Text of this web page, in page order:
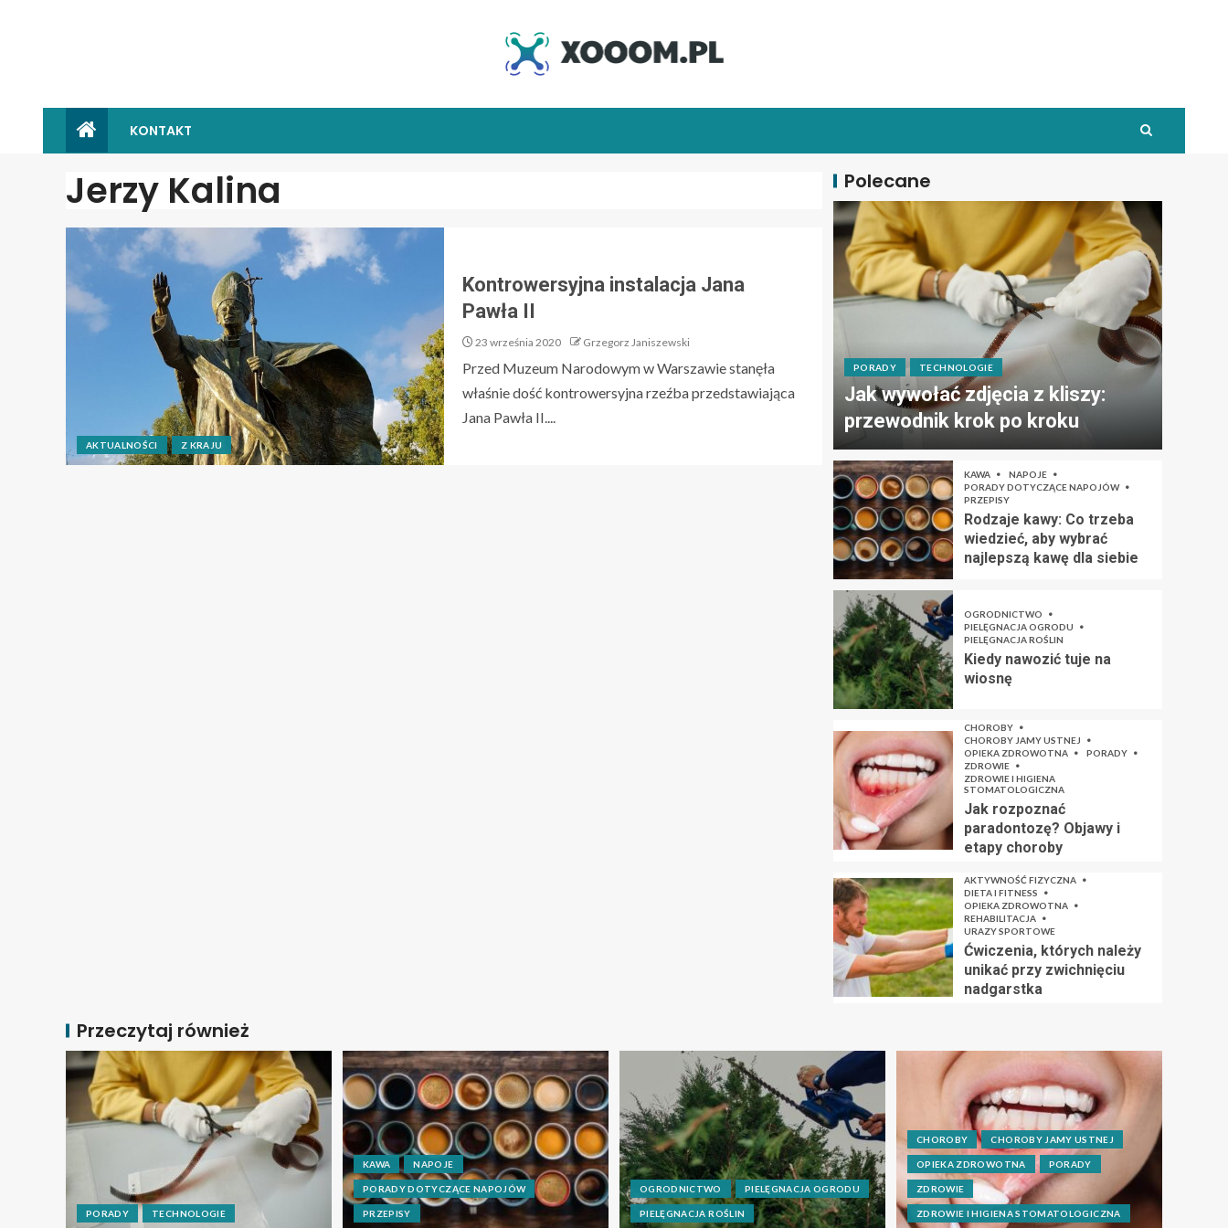
KONTAKT
Jerzy Kalina
AKTUALNOŚCI Z KRAJU
Kontrowersyjna instalacja Jana
Pawła II
23 września 2020 Grzegorz Janiszewski
Przed Muzeum Narodowym w Warszawie stanęła
właśnie dość kontrowersyjna rzeźba przedstawiająca
Jana Pawła II....
Polecane
PORADY TECHNOLOGIE
Jak wywołać zdjęcia z kliszy:
przewodnik krok po kroku
KAWA
NAPOJE
PORADY DOTYCZĄCE NAPOJÓW
PRZEPISY
Rodzaje kawy: Co trzeba
wiedzieć, aby wybrać
najlepszą kawę dla siebie
OGRODNICTWO
PIELĘGNACJA OGRODU
PIELĘGNACJA ROŚLIN
Kiedy nawozić tuje na
wiosnę
CHOROBY
CHOROBY JAMY USTNEJ
OPIEKA ZDROWOTNA
PORADY
ZDROWIE
ZDROWIE I HIGIENA
STOMATOLOGICZNA
Jak rozpoznać
paradontozę? Objawy i
etapy choroby
AKTYWNOŚĆ FIZYCZNA
DIETA I FITNESS
OPIEKA ZDROWOTNA
REHABILITACJA
URAZY SPORTOWE
Ćwiczenia, których należy
unikać przy zwichnięciu
nadgarstka
Przeczytaj również
PORADY TECHNOLOGIE
KAWA NAPOJE
PORADY DOTYCZĄCE NAPOJÓW
PRZEPISY
OGRODNICTWO PIELĘGNACJA OGRODU
PIELĘGNACJA ROŚLIN
CHOROBY CHOROBY JAMY USTNEJ
OPIEKA ZDROWOTNA PORADY
ZDROWIE
ZDROWIE I HIGIENA STOMATOLOGICZNA